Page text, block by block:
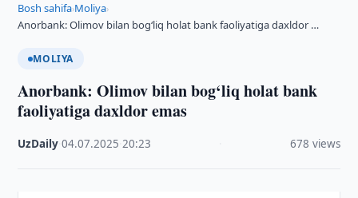
Bosh sahifa›Moliya›
Anorbank: Olimov bilan bog‘liq holat bank faoliyatiga daxldor …
MOLIYA
Anorbank: Olimov bilan bog‘liq holat bank
faoliyatiga daxldor emas
UzDaily ·04.07.2025 ·20:23 678 views